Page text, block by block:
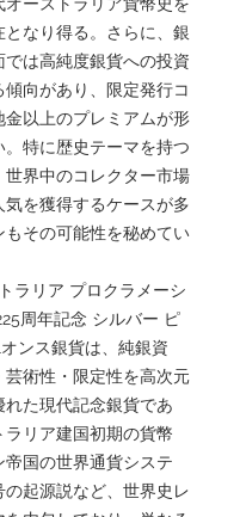
となり得る。さらに、銀
では高純度銀貨への投資
傾向があり、限定発行コ
金以上のプレミアムが形
。特に歴史テーマを持つ
世界中のコレクター市場
気を獲得するケースが多
もその可能性を秘めてい
ラリア プロクラメーシ
周年記念 シルバー ピ
ンス銀貨は、純銀資
芸術性・限定性を高次元
れた現代記念銀貨であ
ラリア建国初期の貨幣
帝国の世界通貨システ
の起源説など、世界史レ